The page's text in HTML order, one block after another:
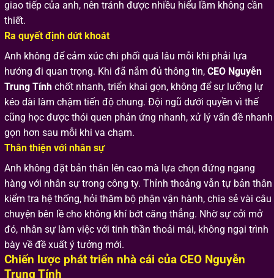
giao tiếp của anh, nên tránh được nhiều hiểu lầm không cần
thiết.
Ra quyết định dứt khoát
Anh không để cảm xúc chi phối quá lâu mỗi khi phải lựa
hướng đi quan trọng. Khi đã nắm đủ thông tin, CEO Nguyễn
Trung Tính chốt nhanh, triển khai gọn, không để sự lưỡng lự
kéo dài làm chậm tiến độ chung. Đội ngũ dưới quyền vì thế
cũng học được thói quen phản ứng nhanh, xử lý vấn đề nhanh
gọn hơn sau mỗi khi va chạm.
Thân thiện với nhân sự
Anh không đặt bản thân lên cao mà lựa chọn đứng ngang
hàng với nhân sự trong công ty. Thỉnh thoảng vẫn tự bản thân
kiểm tra hệ thống, hỏi thăm bộ phận vận hành, chia sẻ vài câu
chuyện bên lề cho không khí bớt căng thẳng. Nhờ sự cởi mở
đó, nhân sự làm việc với tinh thần thoải mái, không ngại trình
bày về đề xuất ý tưởng mới.
Chiến lược phát triển nhà cái của CEO Nguyễn
Trung Tính